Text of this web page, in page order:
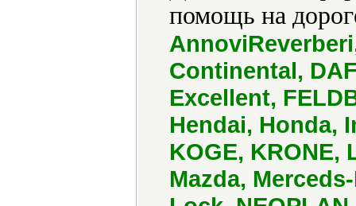
помощь на
Continental,
Excellent,
Hendai, Honda,
KOGE, KRONE,
Mazda,